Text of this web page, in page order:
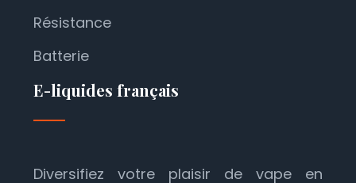
Résistance
Batterie
E-liquides français
Diversifiez votre plaisir de vape en